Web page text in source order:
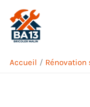
contenu
Accueil Rénovation
Rechercher